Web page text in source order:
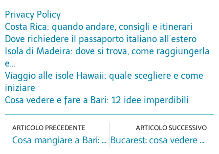
Privacy Policy
Costa Rica: quando andare, consigli e itinerari
Dove richiedere il passaporto italiano all’estero
Isola di Madeira: dove si trova, come raggiungerla
e…
Viaggio alle isole Hawaii: quale scegliere e come
iniziare
Cosa vedere e fare a Bari: 12 idee imperdibili
ARTICOLO PRECEDENTE
Cosa mangiare a Bari: piatti tipici e cibo del luogo
ARTICOLO SUCCESSIVO
Bucarest: cosa vedere e fare in tre giorni